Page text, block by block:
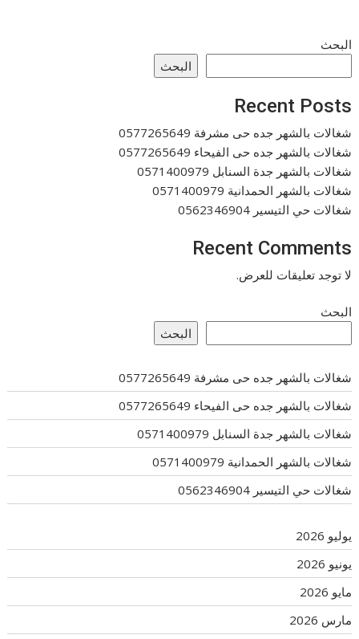
البحث
البحث
Recent Posts
شغالات بالشهر جده حى مشرفة 0577265649
شغالات بالشهر جده حى الفيحاء 0577265649
شغالات بالشهر جدة السنابل 0571400979
شغالات بالشهر الحمدانية 0571400979
شغالات حي التيسير 0562346904
Recent Comments
لا توجد تعليقات للعرض.
البحث
البحث
شغالات بالشهر جده حى مشرفة 0577265649
شغالات بالشهر جده حى الفيحاء 0577265649
شغالات بالشهر جدة السنابل 0571400979
شغالات بالشهر الحمدانية 0571400979
شغالات حي التيسير 0562346904
يوليو 2026
يونيو 2026
مايو 2026
مارس 2026